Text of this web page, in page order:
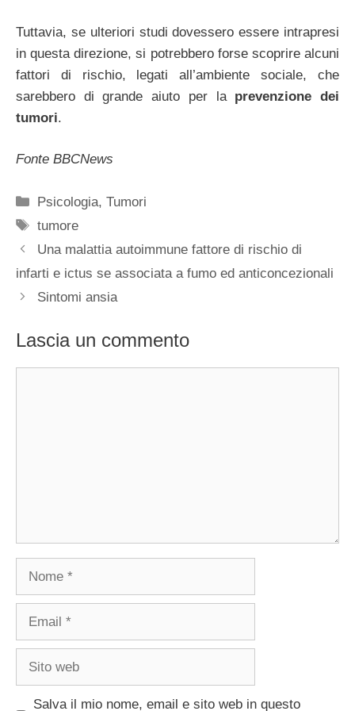
Tuttavia, se ulteriori studi dovessero essere intrapresi
in questa direzione, si potrebbero forse scoprire alcuni
fattori di rischio, legati all’ambiente sociale, che
sarebbero di grande aiuto per la prevenzione dei
tumori.
Fonte BBCNews
Categorie
Psicologia,Tumori
Tag
tumore
Una malattia autoimmune fattore di rischio di
infarti e ictus se associata a fumo ed anticoncezionali
Sintomi ansia
Lascia un commento
Nome
Email
Sito
Salva il mio nome, email e sito web in questo